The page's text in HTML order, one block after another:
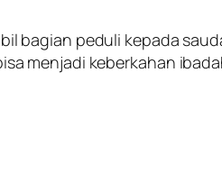
bagian peduli kepada
menjadi keberkahan